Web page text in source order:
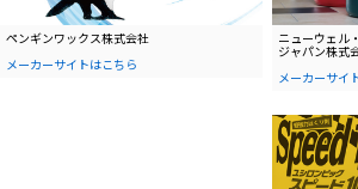
ペンギンワックス株式会社
メーカーサイトはこちら
ニューウェル
ジャパン株式
メーカーサイ